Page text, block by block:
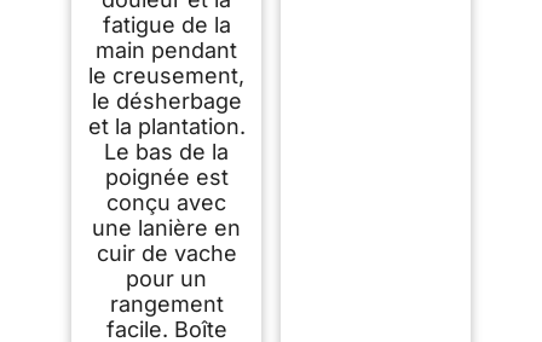
fatigue de la
main pendant
le creusement,
le désherbage
et la plantation.
Le bas de la
poignée est
conçu avec
une lanière en
cuir de vache
pour un
rangement
facile. Boîte